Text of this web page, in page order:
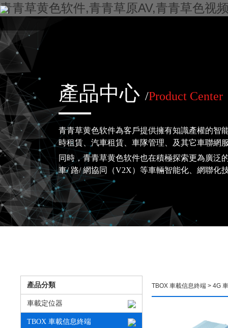
青青草黄色软件,青青草原AV,青青草色视
產品中心/Product Center
青青草黄色软件為客戶提供擁有知識產權的智能
時租賃、汽車租賃、車隊管理、及其它車聯網
同時，青青草黄色软件也在積極探索更為廣泛的
車/ 路/ 網協同（V2X）等車輛智能化、網聯化技術
產品分類
車載定位器
TBOX 車載信息終端
TBOX 車載信息終端 > 4G